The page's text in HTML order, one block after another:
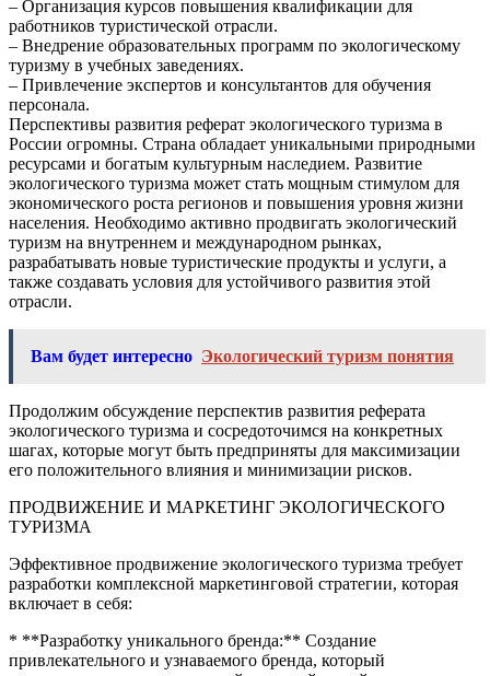
– Организация курсов повышения квалификации для
работников туристической отрасли.
– Внедрение образовательных программ по экологическому
туризму в учебных заведениях.
– Привлечение экспертов и консультантов для обучения
персонала.
Перспективы развития реферат экологического туризма в
России огромны. Страна обладает уникальными природными
ресурсами и богатым культурным наследием. Развитие
экологического туризма может стать мощным стимулом для
экономического роста регионов и повышения уровня жизни
населения. Необходимо активно продвигать экологический
туризм на внутреннем и международном рынках,
разрабатывать новые туристические продукты и услуги, а
также создавать условия для устойчивого развития этой
отрасли.
Вам будет интересно Экологический туризм понятия
Продолжим обсуждение перспектив развития реферата
экологического туризма и сосредоточимся на конкретных
шагах, которые могут быть предприняты для максимизации
его положительного влияния и минимизации рисков.
ПРОДВИЖЕНИЕ И МАРКЕТИНГ ЭКОЛОГИЧЕСКОГО
ТУРИЗМА
Эффективное продвижение экологического туризма требует
разработки комплексной маркетинговой стратегии, которая
включает в себя:
* **Разработку уникального бренда:** Создание
привлекательного и узнаваемого бренда, который